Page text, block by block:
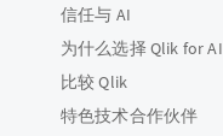
信任与 AI
为什么选择 Qlik for AI
比较 Qlik
特色技术合作伙伴